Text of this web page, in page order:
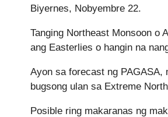
Biyernes, Nobyembre 22.
Tanging Northeast Monsoon o
ang Easterlies o hangin na
Ayon sa forecast ng PAGASA,
bugsong ulan sa Extreme
Posible ring makaranas ng